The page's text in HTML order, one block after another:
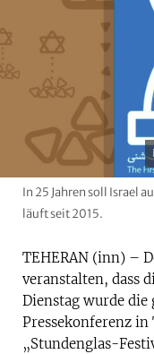
In 25 Jahren soll Israel
läuft seit 2015.
TEHERAN (inn) –
veranstalten, dass
Dienstag wurde
Pressekonferenz
„Stundenglas-